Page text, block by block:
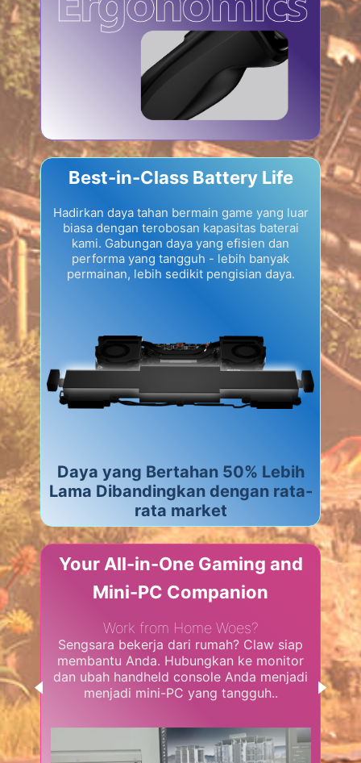
Best-in-Class Battery Life
Hadirkan daya tahan bermain game yang luar
biasa dengan terobosan kapasitas baterai
kami. Gabungan daya yang efisien dan
performa yang tangguh - lebih banyak
permainan, lebih sedikit pengisian daya.
Daya yang Bertahan 50% Lebih
Lama Dibandingkan dengan rata-
rata market
Your All-in-One Gaming and
Mini-PC Companion
Anda
Work from Home Woes?
Sengsara bekerja dari rumah? Claw siap
membantu Anda. Hubungkan ke monitor
dan ubah handheld console Anda menjadi
menjadi mini-PC yang tangguh..